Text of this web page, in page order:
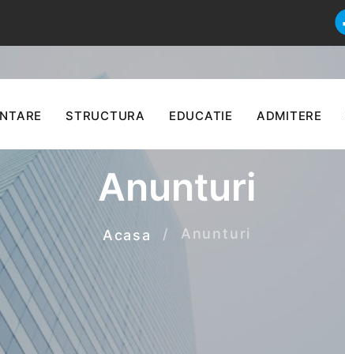
STRUCTURA EDUCATIE ADMITERE
Anunturi
Acasa Anunturi